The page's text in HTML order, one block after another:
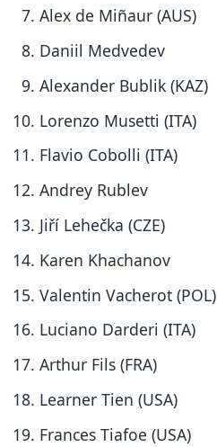
Alex de Miñaur (AUS)
Daniil Medvedev
Alexander Bublik (KAZ)
Lorenzo Musetti (ITA)
Flavio Cobolli (ITA)
Andrey Rublev
Jiří Lehečka (CZE)
Karen Khachanov
Valentin Vacherot (POL)
Luciano Darderi (ITA)
Arthur Fils (FRA)
Learner Tien (USA)
Frances Tiafoe (USA)